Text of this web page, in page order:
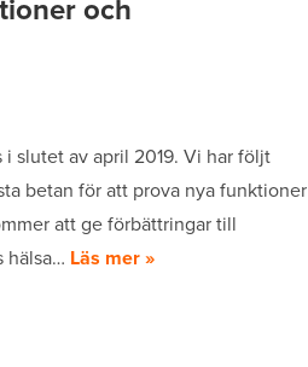
och
i slutet av april 2019. Vi har följt
betan för att prova nya funktioner
att ge förbättringar till
hälsa… Läs mer »